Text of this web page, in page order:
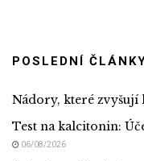
POSLEDNÍ
Nádory, které
Test na kalcitonin:
06/08/2026